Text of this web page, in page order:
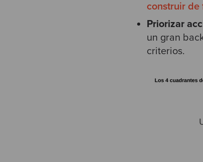
construir de
Priorizar
un gran
criterios.